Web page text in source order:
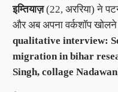
इम्तियाज़(22, अररिया) ने
और अब अपना वर्कशॉप
qualitative interview:
migration in bihar
Singh, collage Nadawan